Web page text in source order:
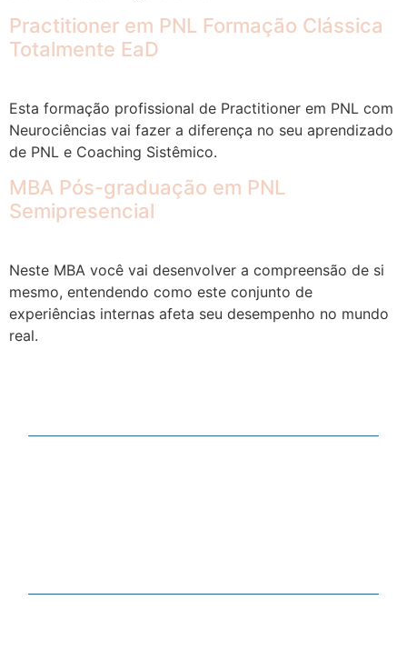
Practitioner em PNL Formação Clássica
Totalmente EaD
Esta formação profissional de Practitioner em PNL com
Neurociências vai fazer a diferença no seu aprendizado
de PNL e Coaching Sistêmico.
MBA Pós-graduação em PNL
Semipresencial
Neste MBA você vai desenvolver a compreensão de si
mesmo, entendendo como este conjunto de
experiências internas afeta seu desempenho no mundo
real.